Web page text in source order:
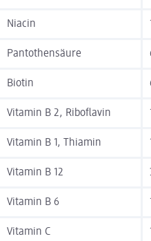
Niacin
Pantothensäure
Biotin
Vitamin B 2, Riboflavin
Vitamin B 1, Thiamin
Vitamin B 12
Vitamin B 6
Vitamin C